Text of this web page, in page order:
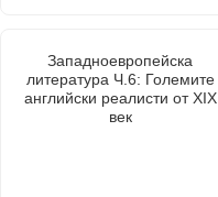
Западноевропейска
литература Ч.6: Големите
английски реалисти от XIX
век